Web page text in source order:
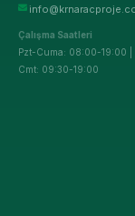
Çalışma Saatleri
Pzt-Cuma: 08:00-19:00 |
Cmt: 09:30-19:00